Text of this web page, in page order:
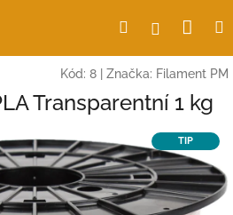
HledatPřihlášení
Kód: 8 Značka: Filament PM
Transparentní 1 kg
TIP